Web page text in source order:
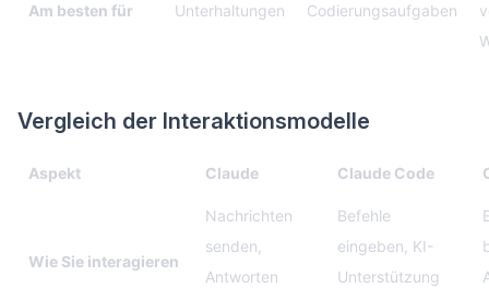
Am besten für Unterhaltungen Codierungsaufgaben
Vergleich der Interaktionsmodelle
Aspekt Claude Claude Code
Wie Sie interagieren
Nachrichten
senden,
Antworten
Befehle
eingeben, KI-
Unterstützung